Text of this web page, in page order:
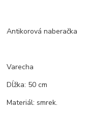
Antikorová naberačka
Varecha
Dĺžka: 50 cm
Materiál: smrek.